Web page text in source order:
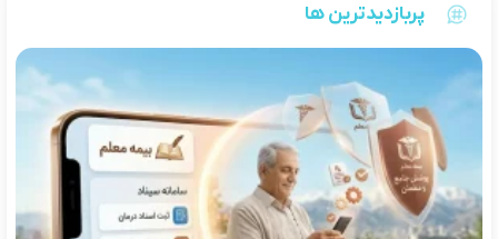
پربازدیدترین ها